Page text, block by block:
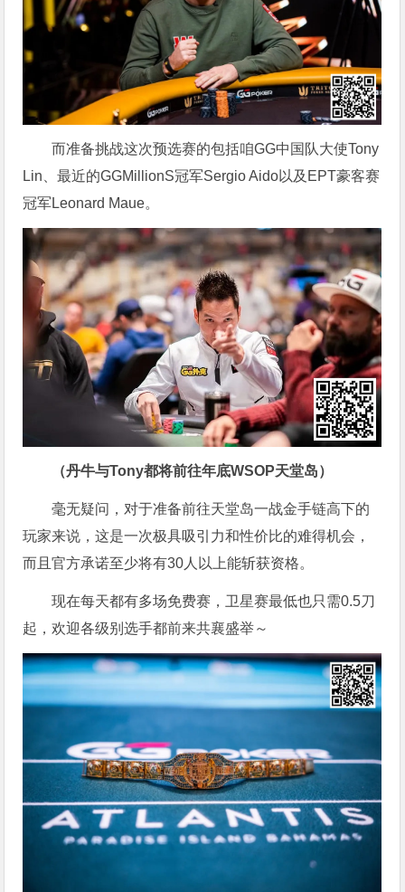
而准备挑战这次预选赛的包括咱GG中国队大使Tony
Lin、最近的GGMillionS冠军Sergio Aido以及EPT豪客赛
冠军Leonard Maue。
（丹牛与Tony都将前往年底WSOP天堂岛）
毫无疑问，对于准备前往天堂岛一战金手链高下的
玩家来说，这是一次极具吸引力和性价比的难得机会，
而且官方承诺至少将有30人以上能斩获资格。
现在每天都有多场免费赛，卫星赛最低也只需0.5刀
起，欢迎各级别选手都前来共襄盛举～